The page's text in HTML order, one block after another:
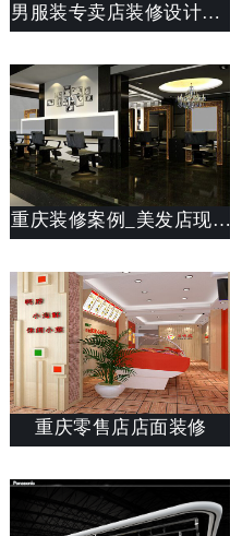
男服装专卖店装修设计案列
重庆装修案例_美发店现代风格装修实景图_斯戴特工装公司
重庆零售店店面装修